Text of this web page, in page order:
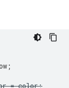
= color;